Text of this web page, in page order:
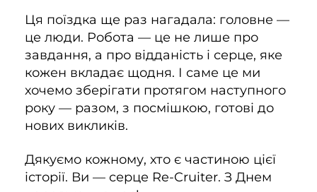
Ця поїздка ще раз нагадала: головне —
це люди. Робота — це не лише про
завдання, а про відданість і серце, яке
кожен вкладає щодня. І саме це ми
хочемо зберігати протягом наступного
року — разом, з посмішкою, готові до
нових викликів.
Дякуємо кожному, хто є частиною цієї
історії. Ви — серце Re-Cruiter. З Днем